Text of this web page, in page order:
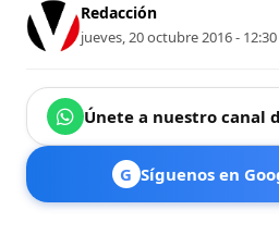
Redacción
jueves, 20 octubre 2016 - 12:30
Únete a nuestro canal
G Síguenos en